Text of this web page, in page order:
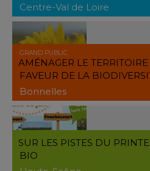
Centre-Val de Loire
GRAND PUBLIC
AMÉNAGER LE TERRITOIRE
FAVEUR DE LA
Bonnelles
SUR LES PISTES DU
BIO